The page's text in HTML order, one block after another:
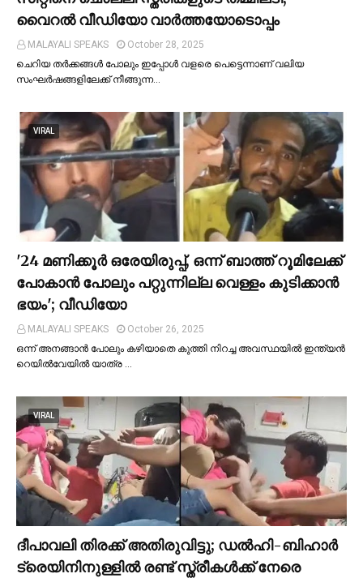
വൈറല്‍ വീഡിയോ വാർത്തയോടൊപ്പം
MALAYALI SPEAKS
October 28, 2025
ചെറിയ തര്‍ക്കങ്ങള്‍ പോലും ഇപ്പോള്‍ വളരെ പെട്ടെന്നാണ് വലിയ
സംഘര്‍ഷങ്ങളിലേക്ക് നീങ്ങുന്ന…
VIRAL
'24 മണിക്കൂര്‍ ഒരേയിരുപ്പ്, ഒന്ന് ബാത്ത് റൂമിലേക്ക്
പോകാന്‍ പോലും പറ്റുന്നില്ല വെള്ളം കുടിക്കാന്‍
ഭയം'; വീഡിയോ
MALAYALI SPEAKS
October 26, 2025
ഒന്ന് അനങ്ങാന്‍ പോലും കഴിയാതെ കുത്തി നിറച്ച അവസ്ഥയില്‍ ഇന്ത്യന്‍
റെയില്‍വേയില്‍ യാത്ര …
VIRAL
ദീപാവലി തിരക്ക് അതിരുവിട്ടു; ഡല്‍ഹി-ബിഹാര്‍
ട്രെയിനിനുള്ളില്‍ രണ്ട് സ്ത്രീകള്‍ക്ക് നേരെ